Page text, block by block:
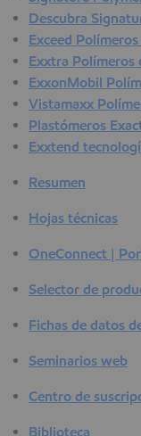
Descubra
Exceed
Exxtra
ExxonMobil
Vistamaxx
Plastómeros
Exxtend
Resumen
Hojas técnicas
OneConnect |
Selector de
Fichas de datos
Seminarios web
Centro de
Biblioteca